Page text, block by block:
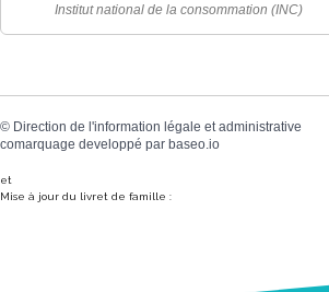
Institut national de la consommation (INC)
© Direction de l'information légale et administrative
comarquage developpé par baseo.io
et
Mise à jour du livret de famille :